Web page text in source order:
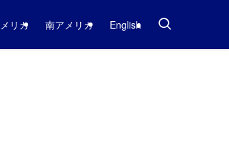
リカ 南アメリカ English